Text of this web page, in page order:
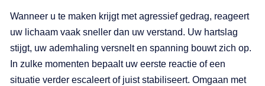
Wanneer u te maken krijgt met agressief gedrag, reageert
uw lichaam vaak sneller dan uw verstand. Uw hartslag
stijgt, uw ademhaling versnelt en spanning bouwt zich op.
In zulke momenten bepaalt uw eerste reactie of een
situatie verder escaleert of juist stabiliseert. Omgaan met